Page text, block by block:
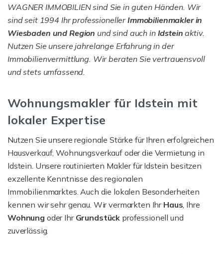
WAGNER IMMOBILIEN sind Sie in guten Händen. Wir
sind seit 1994 Ihr professionellerImmobilienmakler in
Wiesbaden und Region und sind auch in Idsteinaktiv.
Nutzen Sie unsere jahrelange Erfahrung in der
Immobilienvermittlung. Wir beraten Sie vertrauensvoll
und stets umfassend.
Wohnungsmakler für Idstein mit
lokaler Expertise
Nutzen Sie unsere regionale Stärke für Ihren erfolgreichen
Hausverkauf, Wohnungsverkauf oder die Vermietung in
Idstein. Unsere routinierten Makler für Idstein besitzen
exzellente Kenntnisse des regionalen
Immobilienmarktes. Auch die lokalen Besonderheiten
kennen wir sehr genau. Wir vermarkten Ihr Haus, Ihre
Wohnung oder Ihr Grundstück professionell und
zuverlässig.